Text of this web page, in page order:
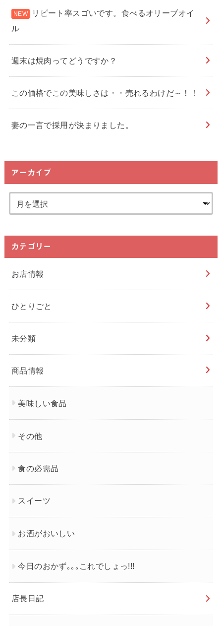
リピート率スゴいです。食べるオリーブオイ
ル
週末は焼肉ってどうですか？
この価格でこの美味しさは・・売れるわけだ～！！
妻の一言で採用が決まりました。
アーカイブ
カテゴリー
お店情報
ひとりごと
未分類
商品情報
美味しい食品
その他
食の必需品
スイーツ
お酒がおいしい
今日のおかず｡｡｡これでしょっ!!!
店長日記